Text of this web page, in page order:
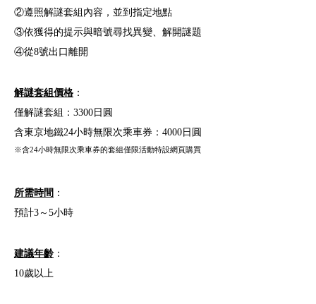
②遵照解謎套組內容，並到指定地點
③依獲得的提示與暗號尋找異變、解開謎題
④從8號出口離開
解謎套組價格 ：
僅解謎套組：3300日圓
含東京地鐵24小時無限次乘車券：4000日圓
※含24小時無限次乘車券的套組僅限活動特設網頁購買
所需時間 ：
預計3～5小時
建議年齡：
10歲以上